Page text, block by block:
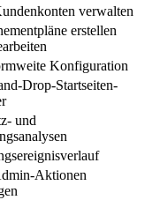
verwalten
erstellen
Konfiguration
Drop-Startseiten-
und
Aktionen